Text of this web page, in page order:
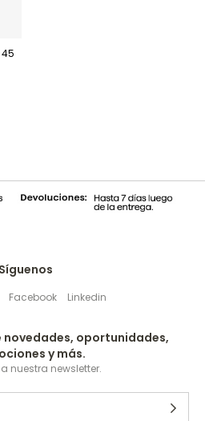
Síguenos
Facebook Linkedin
novedades, oportunidades,
y más.
nuestra newsletter.